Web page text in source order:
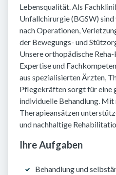
Lebensqualität. Als
Unfallchirurgie (BGSW)
nach Operationen,
der Bewegungs- und
Unsere orthopädische
Expertise und
aus spezialisierten Ärzten,
Pflegekräften sorgt für eine
individuelle Behandlung.
Therapieansätzen
und nachhaltige
Ihre Aufgaben
Behandlung und